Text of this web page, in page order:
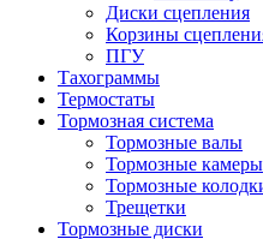
Диски сцепления
Корзины
ПГУ
Тахограммы
Термостаты
Тормозная система
Тормозные валы
Тормозные камеры
Тормозные
Трещетки
Тормозные диски